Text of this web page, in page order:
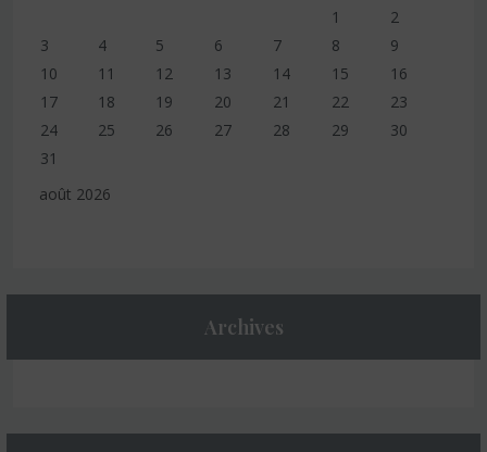
août 2026
1
2
3
4 5 6 7 8
9
10
11 12 13 14 15
16
17
18 19 20 21 22
23
24
25 26 27 28 29
30
31
Archives